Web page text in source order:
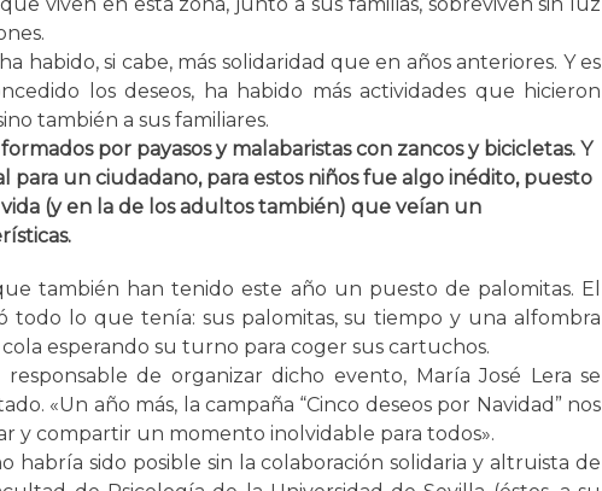
habido, si cabe, más solidaridad que en años anteriores. Y es
los deseos, ha habido más actividades que hicieron
también a sus familiares.
por payasos y malabaristas con zancos y bicicletas. Y
para un ciudadano, para estos niños fue algo inédito, puesto
(y en la de los adultos también) que veían un
también han tenido este año un puesto de palomitas. El
todo lo que tenía: sus palomitas, su tiempo y una alfombra
esperando su turno para coger sus cartuchos.
responsable de organizar dicho evento, María José Lera se
«Un año más, la campaña “Cinco deseos por Navidad” nos
y compartir un momento inolvidable para todos».
habría sido posible sin la colaboración solidaria y altruista de